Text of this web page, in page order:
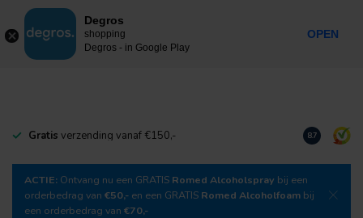
MENU
Gratis verzending vanaf €150,- Download
8.7
ACTIE: Ontvang nu een GRATIS Romed Alcoholspray bij een
orderbedrag van €50,- en een GRATIS Romed Alcoholfoam bij
een orderbedrag van €70,-
Degros
shopping
Degros - in Google Play
OPEN